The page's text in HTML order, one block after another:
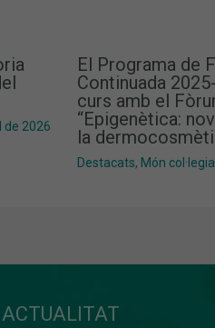
de 2026
El Programa de
Continuada
curs amb el
“Epigenètica:
la
Destacats, Món col·legial
ACTUALITAT